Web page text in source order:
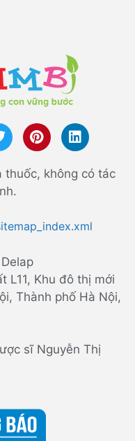
thuốc, không có tác
L11, Khu đô thị mới
Thành phố Hà Nội,
sĩ Nguyễn Thị